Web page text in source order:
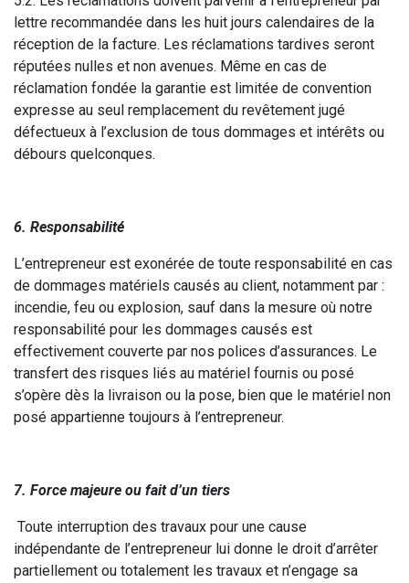
lettre recommandée dans les huit jours calendaires de la
réception de la facture. Les réclamations tardives seront
réputées nulles et non avenues. Même en cas de
réclamation fondée la garantie est limitée de convention
expresse au seul remplacement du revêtement jugé
défectueux à l’exclusion de tous dommages et intérêts ou
débours quelconques.
6. Responsabilité
L’entrepreneur est exonérée de toute responsabilité en cas
de dommages matériels causés au client, notamment par :
incendie, feu ou explosion, sauf dans la mesure où notre
responsabilité pour les dommages causés est
effectivement couverte par nos polices d’assurances. Le
transfert des risques liés au matériel fournis ou posé
s’opère dès la livraison ou la pose, bien que le matériel non
posé appartienne toujours à l’entrepreneur.
7. Force majeure ou fait d’un tiers
Toute interruption des travaux pour une cause
indépendante de l’entrepreneur lui donne le droit d’arrêter
partiellement ou totalement les travaux et n’engage sa